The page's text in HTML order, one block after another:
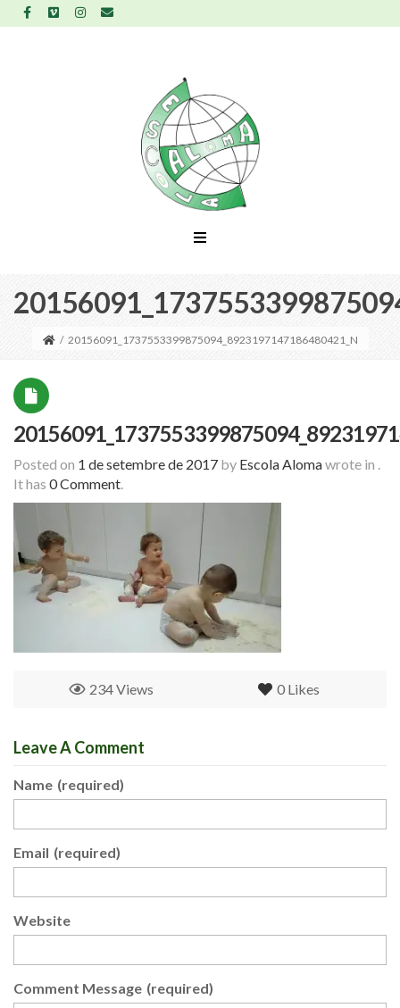
/ 20156091_1737553399875094_8923197147186480421_N
Posted on 1 de setembre de 2017 by Escola Alomawrote in .
It has 0 Comment.
0 Likes
234 Views
Leave A Comment
Name (required)
Email (required)
Website
Comment Message (required)